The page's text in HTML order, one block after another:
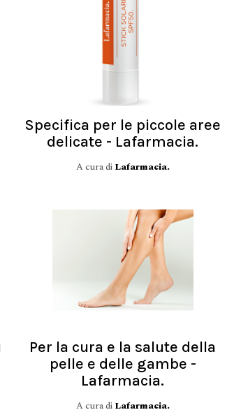
Specifica per le piccole aree
delicate - Lafarmacia.
A cura di Lafarmacia.
Per la cura e la salute della
pelle e delle gambe -
Lafarmacia.
A cura di Lafarmacia.